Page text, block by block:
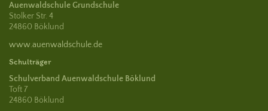
Auenwaldschule Grundschule
Stolker Str. 4
24860 Böklund
www.auenwaldschule.de
Schulträger
Schulverband Auenwaldschule Böklund
Toft 7
24860 Böklund